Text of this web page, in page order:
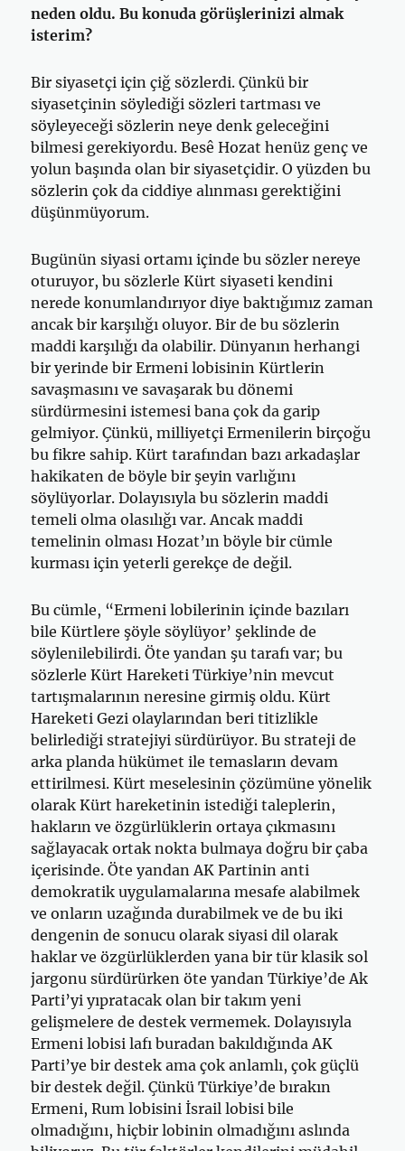
neden oldu. Bu konuda görüşlerinizi almak
isterim?
Bir siyasetçi için çiğ sözlerdi. Çünkü bir
siyasetçinin söylediği sözleri tartması ve
söyleyeceği sözlerin neye denk geleceğini
bilmesi gerekiyordu. Besê Hozat henüz genç ve
yolun başında olan bir siyasetçidir. O yüzden bu
sözlerin çok da ciddiye alınması gerektiğini
düşünmüyorum.
Bugünün siyasi ortamı içinde bu sözler nereye
oturuyor, bu sözlerle Kürt siyaseti kendini
nerede konumlandırıyor diye baktığımız zaman
ancak bir karşılığı oluyor. Bir de bu sözlerin
maddi karşılığı da olabilir. Dünyanın herhangi
bir yerinde bir Ermeni lobisinin Kürtlerin
savaşmasını ve savaşarak bu dönemi
sürdürmesini istemesi bana çok da garip
gelmiyor. Çünkü, milliyetçi Ermenilerin birçoğu
bu fikre sahip. Kürt tarafından bazı arkadaşlar
hakikaten de böyle bir şeyin varlığını
söylüyorlar. Dolayısıyla bu sözlerin maddi
temeli olma olasılığı var. Ancak maddi
temelinin olması Hozat’ın böyle bir cümle
kurması için yeterli gerekçe de değil.
Bu cümle, “Ermeni lobilerinin içinde bazıları
bile Kürtlere şöyle söylüyor’ şeklinde de
söylenilebilirdi. Öte yandan şu tarafı var; bu
sözlerle Kürt Hareketi Türkiye’nin mevcut
tartışmalarının neresine girmiş oldu. Kürt
Hareketi Gezi olaylarından beri titizlikle
belirlediği stratejiyi sürdürüyor. Bu strateji de
arka planda hükümet ile temasların devam
ettirilmesi. Kürt meselesinin çözümüne yönelik
olarak Kürt hareketinin istediği taleplerin,
hakların ve özgürlüklerin ortaya çıkmasını
sağlayacak ortak nokta bulmaya doğru bir çaba
içerisinde. Öte yandan AK Partinin anti
demokratik uygulamalarına mesafe alabilmek
ve onların uzağında durabilmek ve de bu iki
dengenin de sonucu olarak siyasi dil olarak
haklar ve özgürlüklerden yana bir tür klasik sol
jargonu sürdürürken öte yandan Türkiye’de Ak
Parti’yi yıpratacak olan bir takım yeni
gelişmelere de destek vermemek. Dolayısıyla
Ermeni lobisi lafı buradan bakıldığında AK
Parti’ye bir destek ama çok anlamlı, çok güçlü
bir destek değil. Çünkü Türkiye’de bırakın
Ermeni, Rum lobisini İsrail lobisi bile
olmadığını, hiçbir lobinin olmadığını aslında